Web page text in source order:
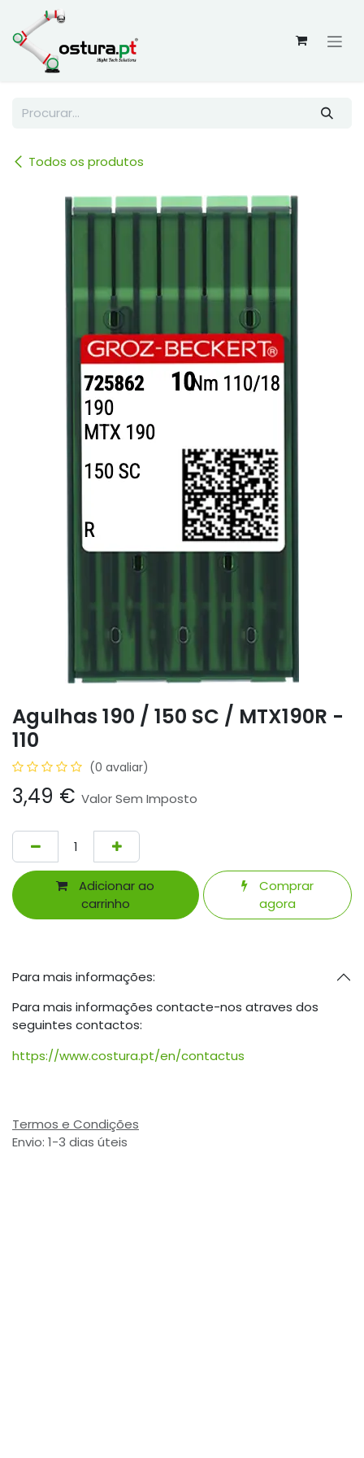
Skip to Content
Todos os produtos
Agulhas 190 / 150 SC / MTX190R -
110
(0 avaliar)
3,49 € Valor Sem Imposto
Adicionar ao
carrinho
Comprar
agora
Para mais informações:
Para mais informações contacte-nos atraves dos
seguintes contactos:
https://www.costura.pt/en/contactus
Termos e Condições
Envio: 1-3 dias úteis